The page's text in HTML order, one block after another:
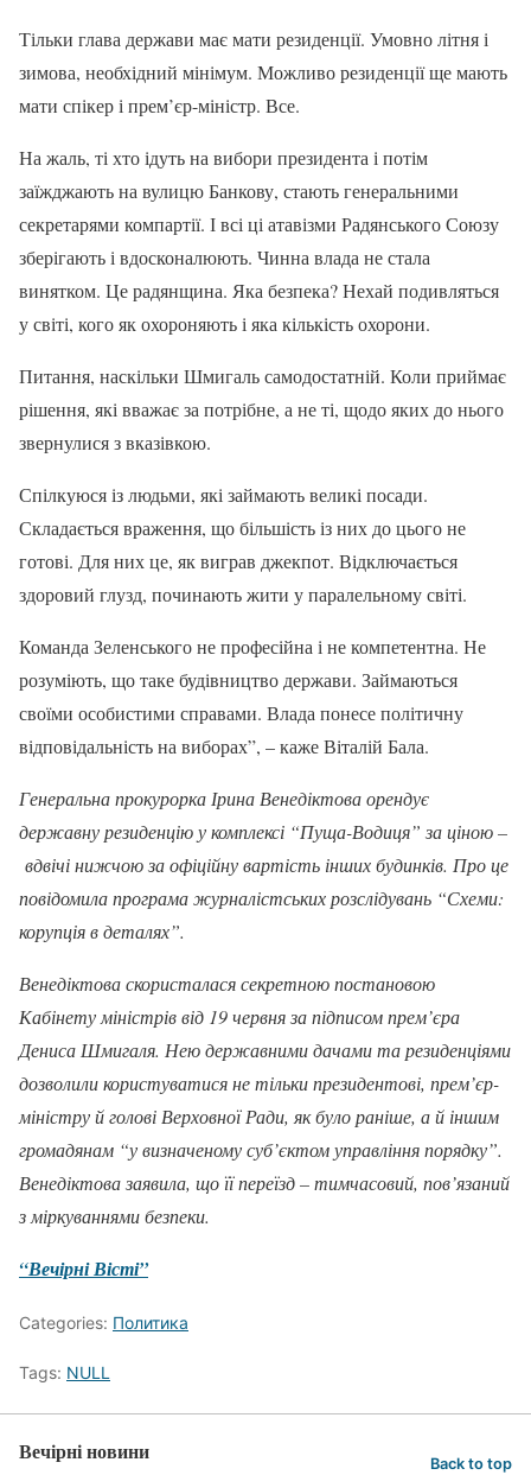
Тільки глава держави має мати резиденції. Умовно літня і
зимова, необхідний мінімум. Можливо резиденції ще мають
мати спікер і прем’єр-міністр. Все.
На жаль, ті хто ідуть на вибори президента і потім
заїжджають на вулицю Банкову, стають генеральними
секретарями компартії. І всі ці атавізми Радянського Союзу
зберігають і вдосконалюють. Чинна влада не стала
винятком. Це радянщина. Яка безпека? Нехай подивляться
у світі, кого як охороняють і яка кількість охорони.
Питання, наскільки Шмигаль самодостатній. Коли приймає
рішення, які вважає за потрібне, а не ті, щодо яких до нього
звернулися з вказівкою.
Спілкуюся із людьми, які займають великі посади.
Складається враження, що більшість із них до цього не
готові. Для них це, як виграв джекпот. Відключається
здоровий глузд, починають жити у паралельному світі.
Команда Зеленського не професійна і не компетентна. Не
розуміють, що таке будівництво держави. Займаються
своїми особистими справами. Влада понесе політичну
відповідальність на виборах”, – каже Віталій Бала.
Генеральна прокурорка Ірина Венедіктова орендує
державну резиденцію у комплексі “Пуща-Водиця” за ціною –
вдвічі нижчою за офіційну вартість інших будинків. Про це
повідомила програма журналістських розслідувань “Схеми:
корупція в деталях”.
Венедіктова скористалася секретною постановою
Кабінету міністрів від 19 червня за підписом прем’єра
Дениса Шмигаля. Нею державними дачами та резиденціями
дозволили користуватися не тільки президентові, прем’єр-
міністру й голові Верховної Ради, як було раніше, а й іншим
громадянам “у визначеному суб’єктом управління порядку”.
Венедіктова заявила, що її переїзд – тимчасовий, пов’язаний
з міркуваннями безпеки.
“Вечірні Вісті”
Categories: Политика
Tags: NULL
Вечірні новини Back to top